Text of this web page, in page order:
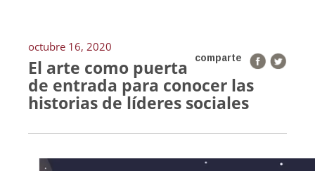
octubre 16, 2020
comparte
El arte como puerta
de entrada para conocer las
historias de líderes sociales